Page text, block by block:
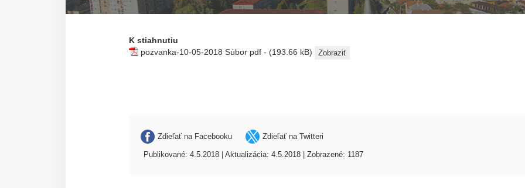
K stiahnutiu
pozvanka-10-05-2018 Súbor pdf - (193.66 kB) Zobraziť
Zdieľať na Facebooku Zdieľať na Twitteri
Publikované: 4.5.2018 | Aktualizácia: 4.5.2018 | Zobrazené: 1187